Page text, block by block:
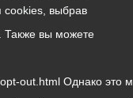
cookies, выбрав
Также вы можете
out.html Однако это